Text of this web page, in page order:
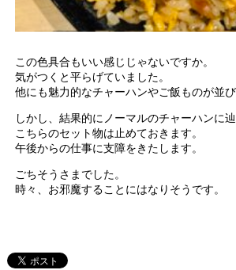
この色具合もいい感じじゃないですか。
気がつくと平らげていました。
他にも魅力的なチャーハンやご飯ものが並び
しかし、結果的にノーマルのチャーハンに
こちらのセット物は止めておきます。
午後からの仕事に支障をきたします。
ごちそうさまでした。
時々、お邪魔することにはなりそうです。